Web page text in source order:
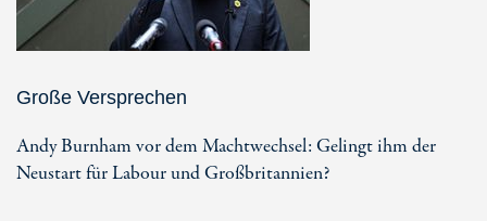
Große Versprechen
Andy Burnham vor dem Machtwechsel: Gelingt ihm der
Neustart für Labour und Großbritannien?